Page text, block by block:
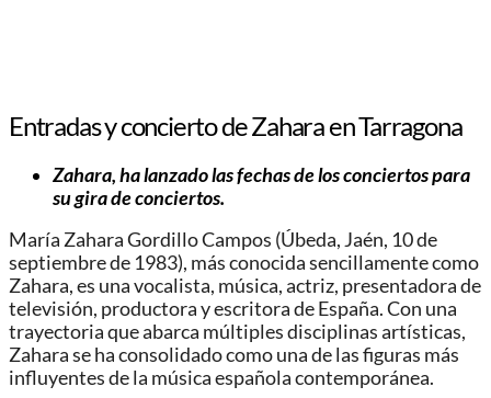
Entradas y concierto de Zahara en Tarragona
Zahara, ha lanzado las fechas de los conciertos para
su gira de conciertos.
María Zahara Gordillo Campos (Úbeda, Jaén, 10 de
septiembre de 1983), más conocida sencillamente como
Zahara, es una vocalista, música, actriz, presentadora de
televisión, productora y escritora de España. Con una
trayectoria que abarca múltiples disciplinas artísticas,
Zahara se ha consolidado como una de las figuras más
influyentes de la música española contemporánea.